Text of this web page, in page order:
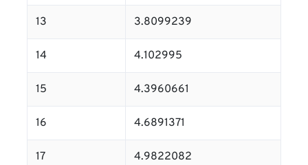
13 3.8099239
14 4.102995
15 4.3960661
16 4.6891371
17 4.9822082